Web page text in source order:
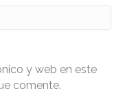
y web en este
comente.